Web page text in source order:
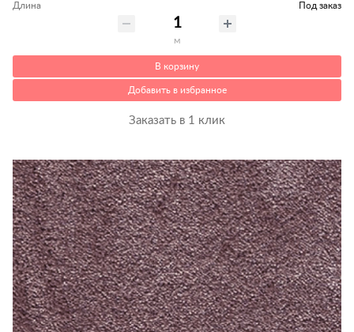
Длина Под заказ
м
В корзину
Добавить в избранное
Заказать в 1 клик